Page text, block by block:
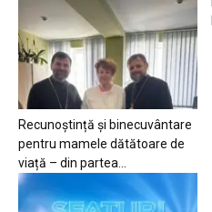
Recunoștință și binecuvântare
pentru mamele dătătoare de
viață – din partea...